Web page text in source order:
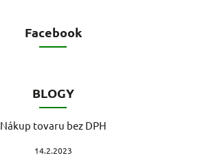
Facebook
BLOGY
Nákup tovaru bez DPH
14.2.2023